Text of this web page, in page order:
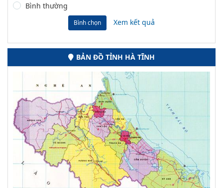
Bình thường
Bình chọn Xem kết quả
BẢN ĐỒ TỈNH HÀ TĨNH